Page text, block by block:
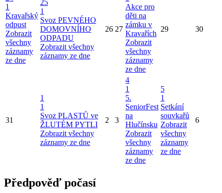
1
Kravařský
odpust
Zobrazit
všechny
záznamy
ze dne
25
1
Svoz PEVNÉHO
DOMOVNÍHO
ODPADU
Zobrazit všechny
záznamy ze dne
26 27
Akce pro
děti na
zámku v
Kravařích
Zobrazit
všechny
záznamy
ze dne
29 30
31
1
1
Svoz PLASTŮ ve
ŽLUTÉM PYTLI
Zobrazit všechny
záznamy ze dne
2 3
4
1
5.
SeniorFest
na
Hlučínsku
Zobrazit
všechny
záznamy
ze dne
5
1
Setkání
souvkařů
Zobrazit
všechny
záznamy
ze dne
6
Předpověď počasí